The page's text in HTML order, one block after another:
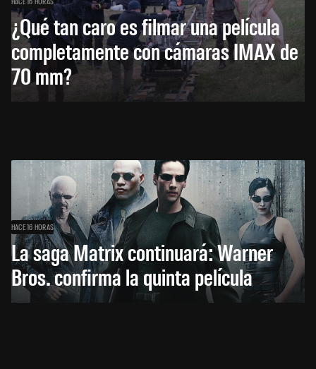
¿Qué tan caro es filmar una película
completamente con cámaras IMAX de
70 mm?
HACE 16 HORAS
La saga Matrix continuará: Warner
Bros. confirma la quinta película